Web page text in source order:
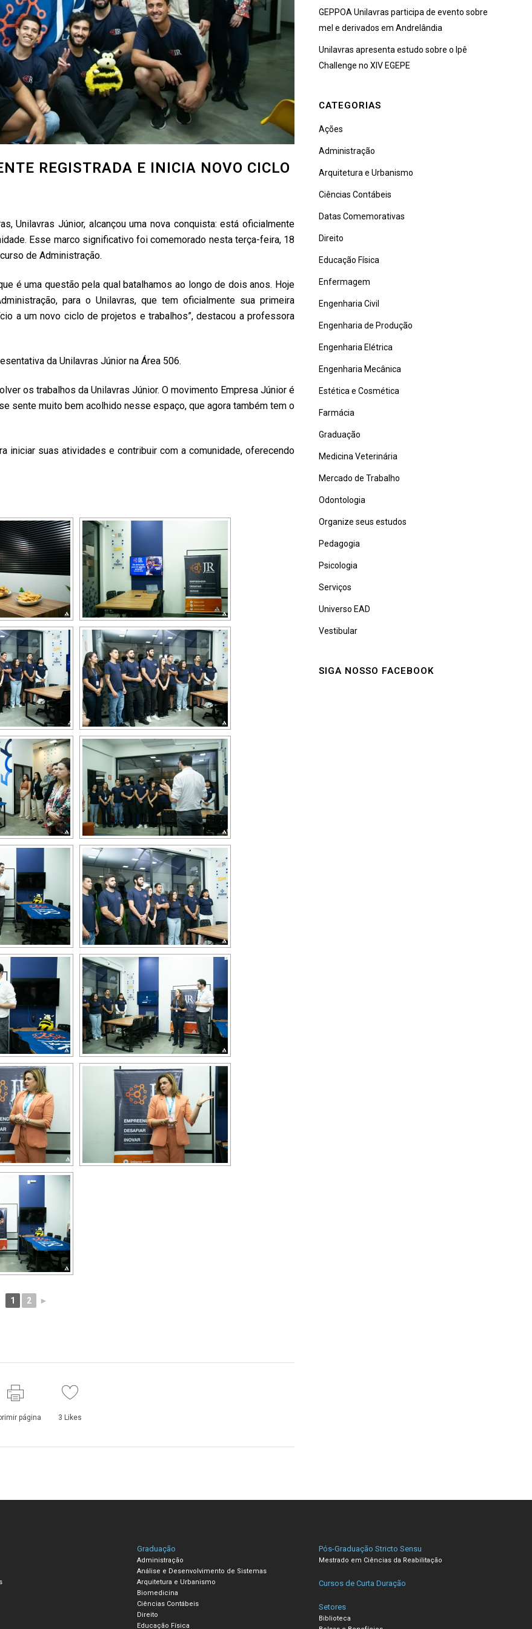
REGISTRADA E INICIA NOVO CICLO
Unilavras Júnior, alcançou uma nova conquista: está oficialmente
Esse marco significativo foi comemorado nesta terça-feira, 18
de Administração.
é uma questão pela qual batalhamos ao longo de dois anos. Hoje
para o Unilavras, que tem oficialmente sua primeira
a um novo ciclo de projetos e trabalhos”, destacou a professora
da Unilavras Júnior na Área 506.
os trabalhos da Unilavras Júnior. O movimento Empresa Júnior é
sente muito bem acolhido nesse espaço, que agora também tem o
iniciar suas atividades e contribuir com a comunidade, oferecendo
1 2 ►
página 3 Likes
GEPPOA Unilavras participa de evento sobre
mel e derivados em Andrelândia
Unilavras apresenta estudo sobre o Ipê
Challenge no XIV EGEPE
CATEGORIAS
Ações
Administração
Arquitetura e Urbanismo
Ciências Contábeis
Datas Comemorativas
Direito
Educação Física
Enfermagem
Engenharia Civil
Engenharia de Produção
Engenharia Elétrica
Engenharia Mecânica
Estética e Cosmética
Farmácia
Graduação
Medicina Veterinária
Mercado de Trabalho
Odontologia
Organize seus estudos
Pedagogia
Psicologia
Serviços
Universo EAD
Vestibular
SIGA NOSSO FACEBOOK
Graduação
Administração
Análise e Desenvolvimento de Sistemas
Arquitetura e Urbanismo
Biomedicina
Ciências Contábeis
Direito
Educação Física
Pós-Graduação Stricto Sensu
Mestrado em Ciências da Reabilitação
Cursos de Curta Duração
Setores
Biblioteca